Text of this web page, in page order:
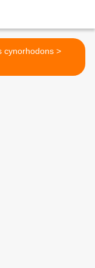
Les cynorhodons >